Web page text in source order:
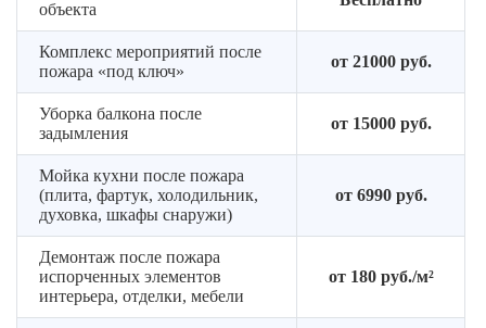
горения
объекта
Комплекс мероприятий после
пожара «под ключ»
от 21000 руб.
Уборка балкона после
задымления
от 15000 руб.
Мойка кухни после пожара
(плита, фартук, холодильник,
духовка, шкафы снаружи)
от 6990 руб.
Демонтаж после пожара
испорченных элементов
интерьера, отделки, мебели
от 180 руб./м²